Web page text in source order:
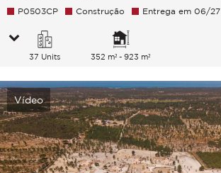
P0503CP
Construção Entrega em 06/27
37 Units 352 m² - 923 m²
Vídeo